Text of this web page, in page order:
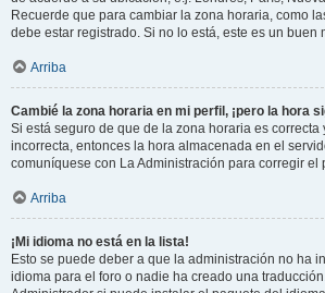
Recuerde que para cambiar la zona horaria, como
debe estar registrado. Si no lo está, este es un buen
Arriba
Cambié la zona horaria en mi perfil, ¡pero la hora
Si está seguro de que de la zona horaria es
incorrecta, entonces la hora almacenada en el
comuníquese con La Administración para corregir el
Arriba
¡Mi idioma no está en la lista!
Esto se puede deber a que la administración no ha
idioma para el foro o nadie ha creado una